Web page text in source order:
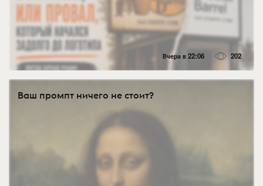
Вчера в 22:06 202
Ваш промпт ничего не стоит?